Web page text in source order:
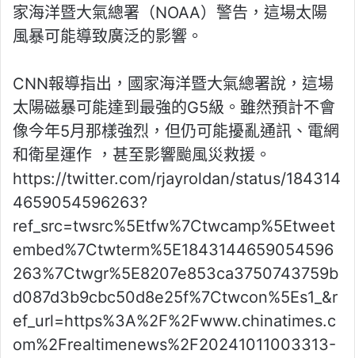
家海洋暨大氣總署（NOAA）警告，這場太陽
風暴可能導致廣泛的影響。
CNN報導指出，國家海洋暨大氣總署說，這場
太陽磁暴可能達到最強的G5級。雖然預計不會
像今年5月那樣強烈，但仍可能擾亂通訊、電網
和衛星運作 ，甚至影響颱風災救援。
https://twitter.com/rjayroldan/status/184314
4659054596263?
ref_src=twsrc%5Etfw%7Ctwcamp%5Etweet
embed%7Ctwterm%5E1843144659054596
263%7Ctwgr%5E8207e853ca3750743759b
d087d3b9cbc50d8e25f%7Ctwcon%5Es1_&r
ef_url=https%3A%2F%2Fwww.chinatimes.c
om%2Frealtimenews%2F20241011003313-